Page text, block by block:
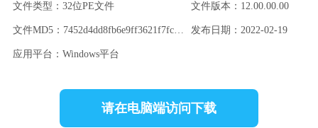
文件类型：32位PE文件 文件版本：12.00.00.00
文件MD5：7452d4dd8fb6e9ff3621f7fc590e3794 发布日期：2022-02-19
应用平台：Windows平台
请在电脑端访问下载